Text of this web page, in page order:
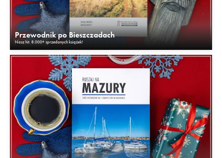
Przewodnik po Bieszczadach
Nasz hit. 8.000+ sprzedanych książek!